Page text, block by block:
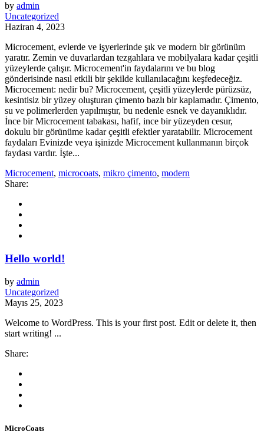
by admin
Uncategorized
Haziran 4, 2023
Microcement, evlerde ve işyerlerinde şık ve modern bir görünüm
yaratır. Zemin ve duvarlardan tezgahlara ve mobilyalara kadar çeşitli
yüzeylerde çalışır. Microcement'in faydalarını ve bu blog
gönderisinde nasıl etkili bir şekilde kullanılacağını keşfedeceğiz.
Microcement: nedir bu? Microcement, çeşitli yüzeylerde pürüzsüz,
kesintisiz bir yüzey oluşturan çimento bazlı bir kaplamadır. Çimento,
su ve polimerlerden yapılmıştır, bu nedenle esnek ve dayanıklıdır.
İnce bir Microcement tabakası, hafif, ince bir yüzeyden cesur,
dokulu bir görünüme kadar çeşitli efektler yaratabilir. Microcement
faydaları Evinizde veya işinizde Microcement kullanmanın birçok
faydası vardır. İşte...
Microcement, microcoats, mikro çimento, modern
Share:
Hello world!
by admin
Uncategorized
Mayıs 25, 2023
Welcome to WordPress. This is your first post. Edit or delete it, then
start writing! ...
Share:
MicroCoats